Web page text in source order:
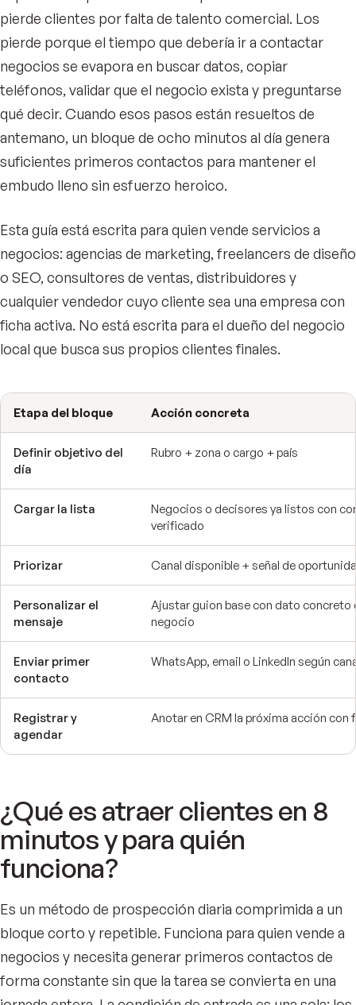
pierde clientes por falta de talento comercial. Los
pierde porque el tiempo que debería ir a contactar
negocios se evapora en buscar datos, copiar
teléfonos, validar que el negocio exista y preguntarse
qué decir. Cuando esos pasos están resueltos de
antemano, un bloque de ocho minutos al día genera
suficientes primeros contactos para mantener el
embudo lleno sin esfuerzo heroico.
Esta guía está escrita para quien vende servicios a
negocios: agencias de marketing, freelancers de diseño
o SEO, consultores de ventas, distribuidores y
cualquier vendedor cuyo cliente sea una empresa con
ficha activa. No está escrita para el dueño del negocio
local que busca sus propios clientes finales.
Etapa del bloque Acción concreta
Definir objetivo del
día
Rubro + zona o cargo + país
Cargar la lista
Negocios o decisores ya listos con
verificado
Priorizar Canal disponible + señal de
Personalizar el
mensaje
Ajustar guion base con dato concreto
negocio
Enviar primer
contacto
WhatsApp, email o LinkedIn según
Registrar y
agendar
Anotar en CRM la próxima acción con
¿Qué es atraer clientes en 8
minutos y para quién
funciona?
Es un método de prospección diaria comprimida a un
bloque corto y repetible. Funciona para quien vende a
negocios y necesita generar primeros contactos de
forma constante sin que la tarea se convierta en una